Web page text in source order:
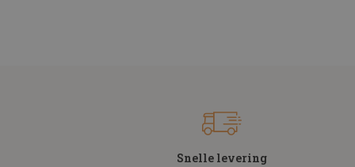
Snelle levering